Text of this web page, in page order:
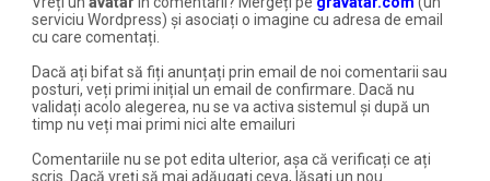
serviciu Wordpress) și asociați o imagine cu adresa de email
cu care comentați.
Dacă ați bifat să fiți anunțați prin email de noi comentarii sau
posturi, veți primi inițial un email de confirmare. Dacă nu
validați acolo alegerea, nu se va activa sistemul și după un
timp nu veți mai primi nici alte emailuri
Comentariile nu se pot edita ulterior, așa că verificați ce ați
scris. Dacă vreți să mai adăugați ceva, lăsați un nou